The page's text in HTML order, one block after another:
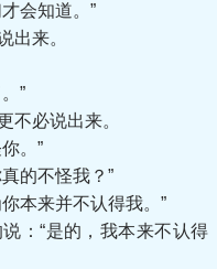
会知道。”
来。
”
必说出来。
。”
的不怪我？”
本来并不认得我。”
“是的，我本来不认得